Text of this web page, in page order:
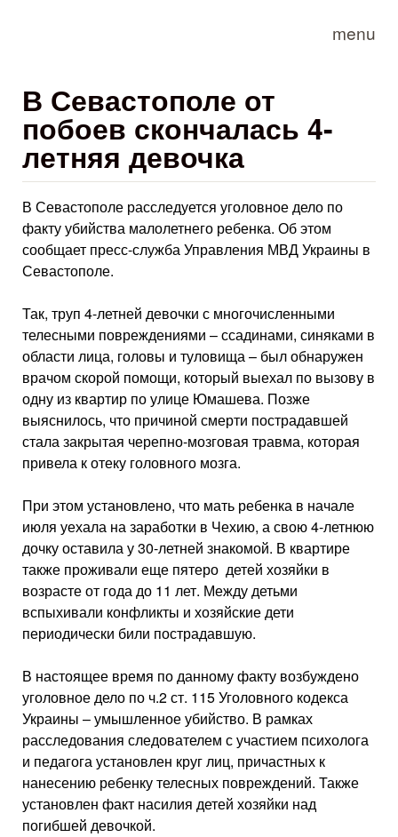
menu
В Севастополе от
побоев скончалась 4-
летняя девочка
В Севастополе расследуется уголовное дело по
факту убийства малолетнего ребенка. Об этом
сообщает пресс-служба Управления МВД Украины в
Севастополе.
Так, труп 4-летней девочки с многочисленными
телесными повреждениями – ссадинами, синяками в
области лица, головы и туловища – был обнаружен
врачом скорой помощи, который выехал по вызову в
одну из квартир по улице Юмашева. Позже
выяснилось, что причиной смерти пострадавшей
стала закрытая черепно-мозговая травма, которая
привела к отеку головного мозга.
При этом установлено, что мать ребенка в начале
июля уехала на заработки в Чехию, а свою 4-летнюю
дочку оставила у 30-летней знакомой. В квартире
также проживали еще пятеро детей хозяйки в
возрасте от года до 11 лет. Между детьми
вспыхивали конфликты и хозяйские дети
периодически били пострадавшую.
В настоящее время по данному факту возбуждено
уголовное дело по ч.2 ст. 115 Уголовного кодекса
Украины – умышленное убийство. В рамках
расследования следователем с участием психолога
и педагога установлен круг лиц, причастных к
нанесению ребенку телесных повреждений. Также
установлен факт насилия детей хозяйки над
погибшей девочкой.